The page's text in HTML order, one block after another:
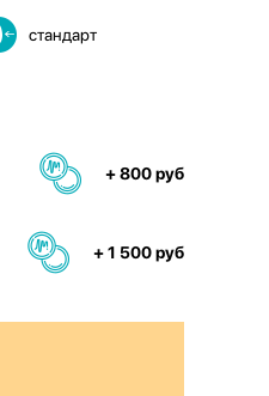
стандарт
+ 800 руб
+ 1 500 руб